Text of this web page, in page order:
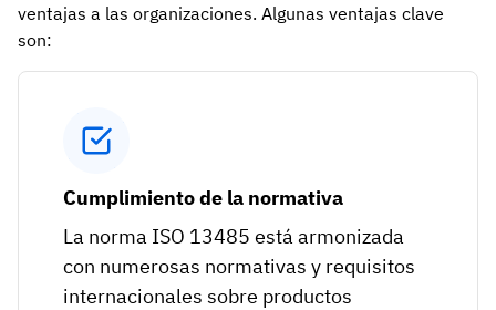
ventajas a las organizaciones. Algunas ventajas clave
son:
Cumplimiento de la normativa
La norma ISO 13485 está armonizada
con numerosas normativas y requisitos
internacionales sobre productos